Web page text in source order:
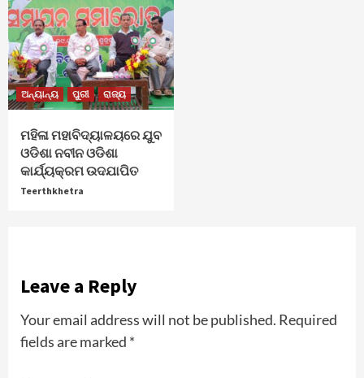
ଅନ୍ୟାନ୍ୟ ପୁରୀ ରାଜ୍ୟ
ମହିଳା ମହାବିଦ୍ୟାଳୟରେ ଯୁବ
ଓଡିଶା ନବୀନ ଓଡିଶା
କାର୍ଯ୍ୟକ୍ରମ ଉଦଯାପିତ
Teerthkhetra
Leave a Reply
Your email address will not be published. Required
fields are marked *